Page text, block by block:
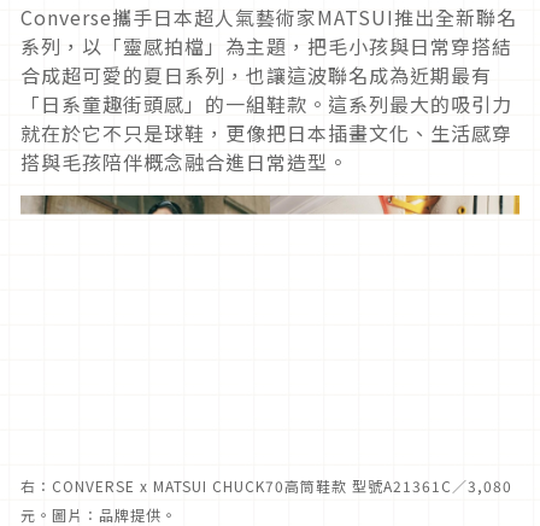
Converse攜手日本超人氣藝術家MATSUI推出全新聯名
系列，以「靈感拍檔」為主題，把毛小孩與日常穿搭結
合成超可愛的夏日系列，也讓這波聯名成為近期最有
「日系童趣街頭感」的一組鞋款。這系列最大的吸引力
就在於它不只是球鞋，更像把日本插畫文化、生活感穿
搭與毛孩陪伴概念融合進日常造型。
右：CONVERSE x MATSUI CHUCK70高筒鞋款 型號A21361C／3,080
元。圖片：品牌提供。